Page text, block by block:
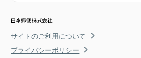
サイトのご利用について
プライバシーポリシー